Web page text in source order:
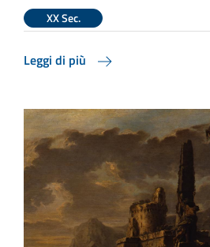
XX Sec.
Leggi di più